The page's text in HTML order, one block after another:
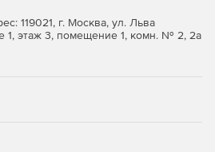
за счет гибкой
серверов в совокупности с
производительностью.
119021, г. Москва, ул. Льва
1, этаж 3, помещение 1, комн. № 2, 2а